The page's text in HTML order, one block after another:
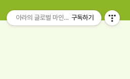
아라의 글로벌 마인드 칼럼..think globally
구독하기